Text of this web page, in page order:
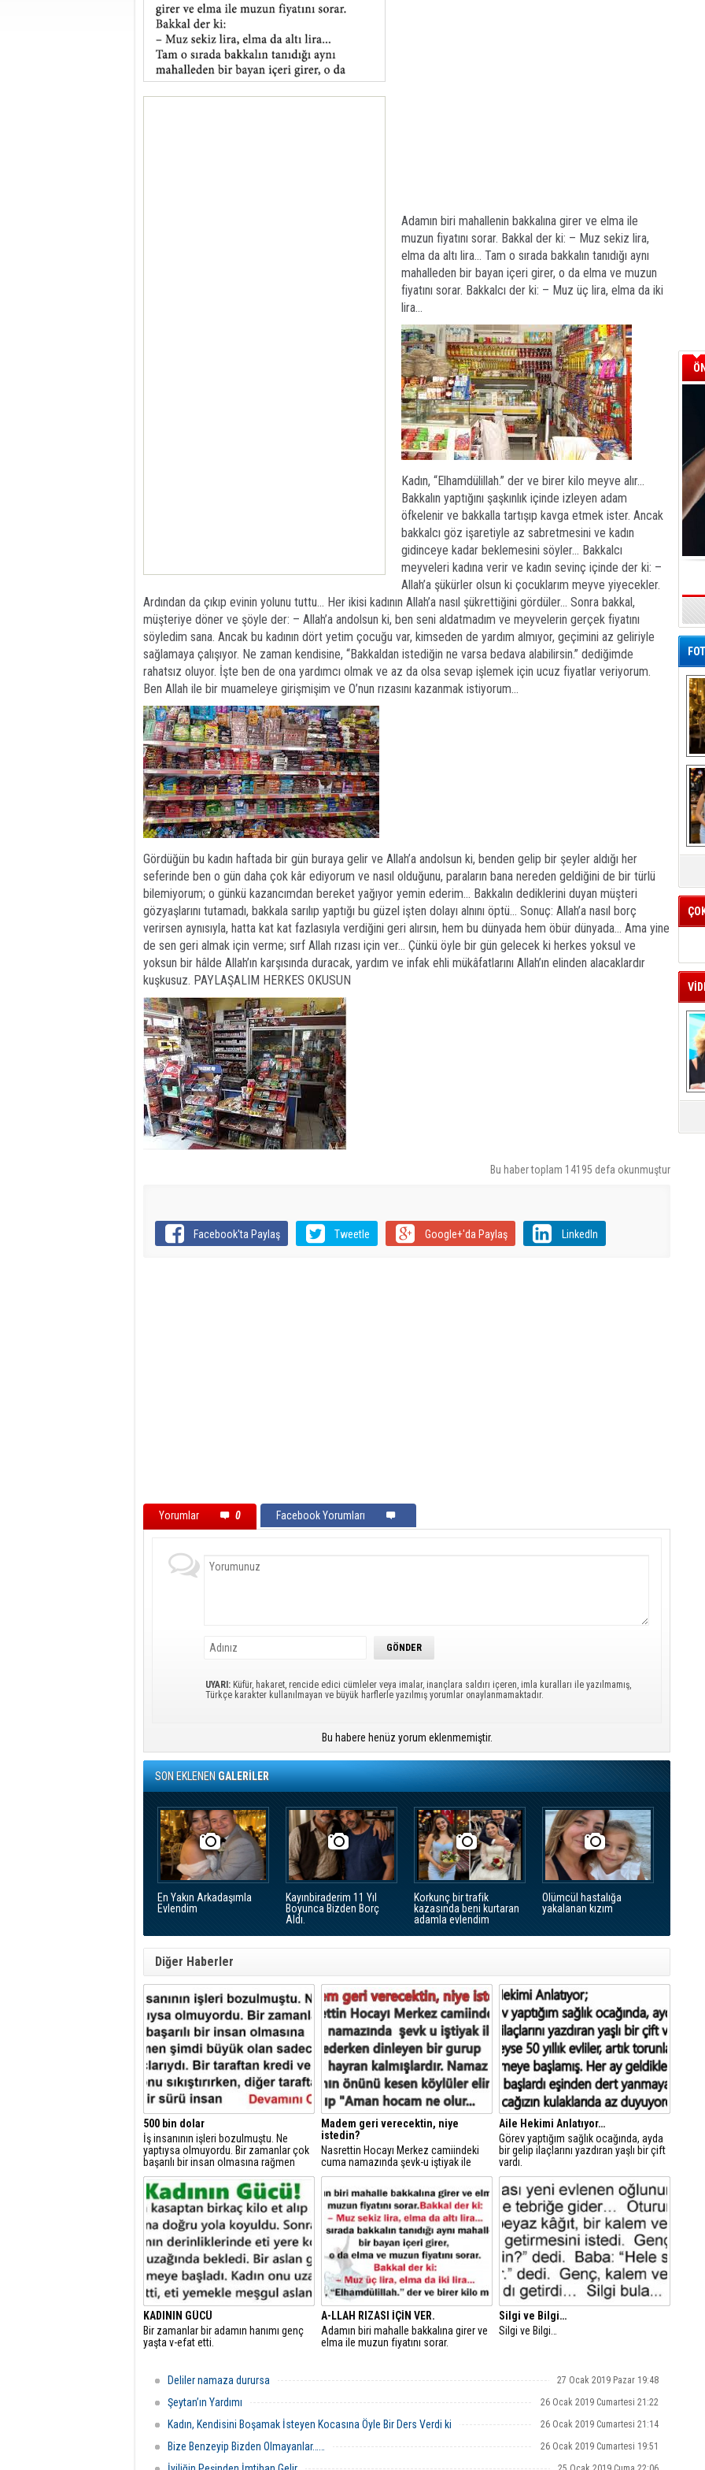
Adamın biri mahallenin bakkalına girer ve elma ile
muzun fiyatını sorar. Bakkal der ki: – Muz sekiz lira,
elma da altı lira… Tam o sırada bakkalın tanıdığı aynı
mahalleden bir bayan içeri girer, o da elma ve muzun
fiyatını sorar. Bakkalcı der ki: – Muz üç lira, elma da iki
lira…
Kadın, “Elhamdülillah.” der ve birer kilo meyve alır…
Bakkalın yaptığını şaşkınlık içinde izleyen adam
öfkelenir ve bakkalla tartışıp kavga etmek ister. Ancak
bakkalcı göz işaretiyle az sabretmesini ve kadın
gidinceye kadar beklemesini söyler… Bakkalcı
meyveleri kadına verir ve kadın sevinç içinde der ki: –
Allah’a şükürler olsun ki çocuklarım meyve yiyecekler.
Ardından da çıkıp evinin yolunu tuttu… Her ikisi kadının Allah’a nasıl şükrettiğini gördüler… Sonra bakkal,
müşteriye döner ve şöyle der: – Allah’a andolsun ki, ben seni aldatmadım ve meyvelerin gerçek fiyatını
söyledim sana. Ancak bu kadının dört yetim çocuğu var, kimseden de yardım almıyor, geçimini az geliriyle
sağlamaya çalışıyor. Ne zaman kendisine, “Bakkaldan istediğin ne varsa bedava alabilirsin.” dediğimde
rahatsız oluyor. İşte ben de ona yardımcı olmak ve az da olsa sevap işlemek için ucuz fiyatlar veriyorum.
Ben Allah ile bir muameleye girişmişim ve O’nun rızasını kazanmak istiyorum…
Gördüğün bu kadın haftada bir gün buraya gelir ve Allah’a andolsun ki, benden gelip bir şeyler aldığı her
seferinde ben o gün daha çok kâr ediyorum ve nasıl olduğunu, paraların bana nereden geldiğini de bir türlü
bilemiyorum; o günkü kazancımdan bereket yağıyor yemin ederim… Bakkalın dediklerini duyan müşteri
gözyaşlarını tutamadı, bakkala sarılıp yaptığı bu güzel işten dolayı alnını öptü… Sonuç: Allah’a nasıl borç
verirsen aynısıyla, hatta kat kat fazlasıyla verdiğini geri alırsın, hem bu dünyada hem öbür dünyada… Ama yine
de sen geri almak için verme; sırf Allah rızası için ver… Çünkü öyle bir gün gelecek ki herkes yoksul ve
yoksun bir hâlde Allah’ın karşısında duracak, yardım ve infak ehli mükâfatlarını Allah’ın elinden alacaklardır
kuşkusuz. PAYLAŞALIM HERKES OKUSUN
Bu haber toplam 14195 defa okunmuştur
Facebook'ta Paylaş Tweetle Google+'da Paylaş LinkedIn
Yorumlar 0 Facebook Yorumları
UYARI: Küfür, hakaret, rencide edici cümleler veya imalar, inançlara saldırı içeren, imla kuralları ile yazılmamış,
Türkçe karakter kullanılmayan ve büyük harflerle yazılmış yorumlar onaylanmamaktadır.
Bu habere henüz yorum eklenmemiştir.
SON EKLENENGALERİLER
En Yakın Arkadaşımla
Evlendim
Kayınbiraderim 11 Yıl
Boyunca Bizden Borç
Aldı.
Korkunç bir trafik
kazasında beni kurtaran
adamla evlendim
Olümcül hastalığa
yakalanan kızım
Diğer Haberler
500 bin dolar
İş insanının işleri bozulmuştu. Ne
yaptıysa olmuyordu. Bir zamanlar çok
başarılı bir insan olmasına rağmen
şimdi büyük olan sadece borçlarıydı.
Madem geri verecektin, niye
istedin?
Nasrettin Hocayı Merkez camiindeki
cuma namazında şevk-u iştiyak ile
vaaz ederken dinleyen bir gurup köylü
Aile Hekimi Anlatıyor…
Görev yaptığım sağlık ocağında, ayda
bir gelip ilaçlarını yazdıran yaşlı bir çift
vardı.
KADININ GÜCÜ
Bir zamanlar bir adamın hanımı genç
yaşta v-efat etti.
A-LLAH RIZASI İÇİN VER.
Adamın biri mahalle bakkalına girer ve
elma ile muzun fiyatını sorar.
Silgi ve Bilgi…
Silgi ve Bilgi…
Deliler namaza durursa 27 Ocak 2019 Pazar 19:48
Şeytan’ın Yardımı 26 Ocak 2019 Cumartesi 21:22
Kadın, Kendisini Boşamak İsteyen Kocasına Öyle Bir Ders Verdi ki 26 Ocak 2019 Cumartesi 21:14
Bize Benzeyip Bizden Olmayanlar…… 26 Ocak 2019 Cumartesi 19:51